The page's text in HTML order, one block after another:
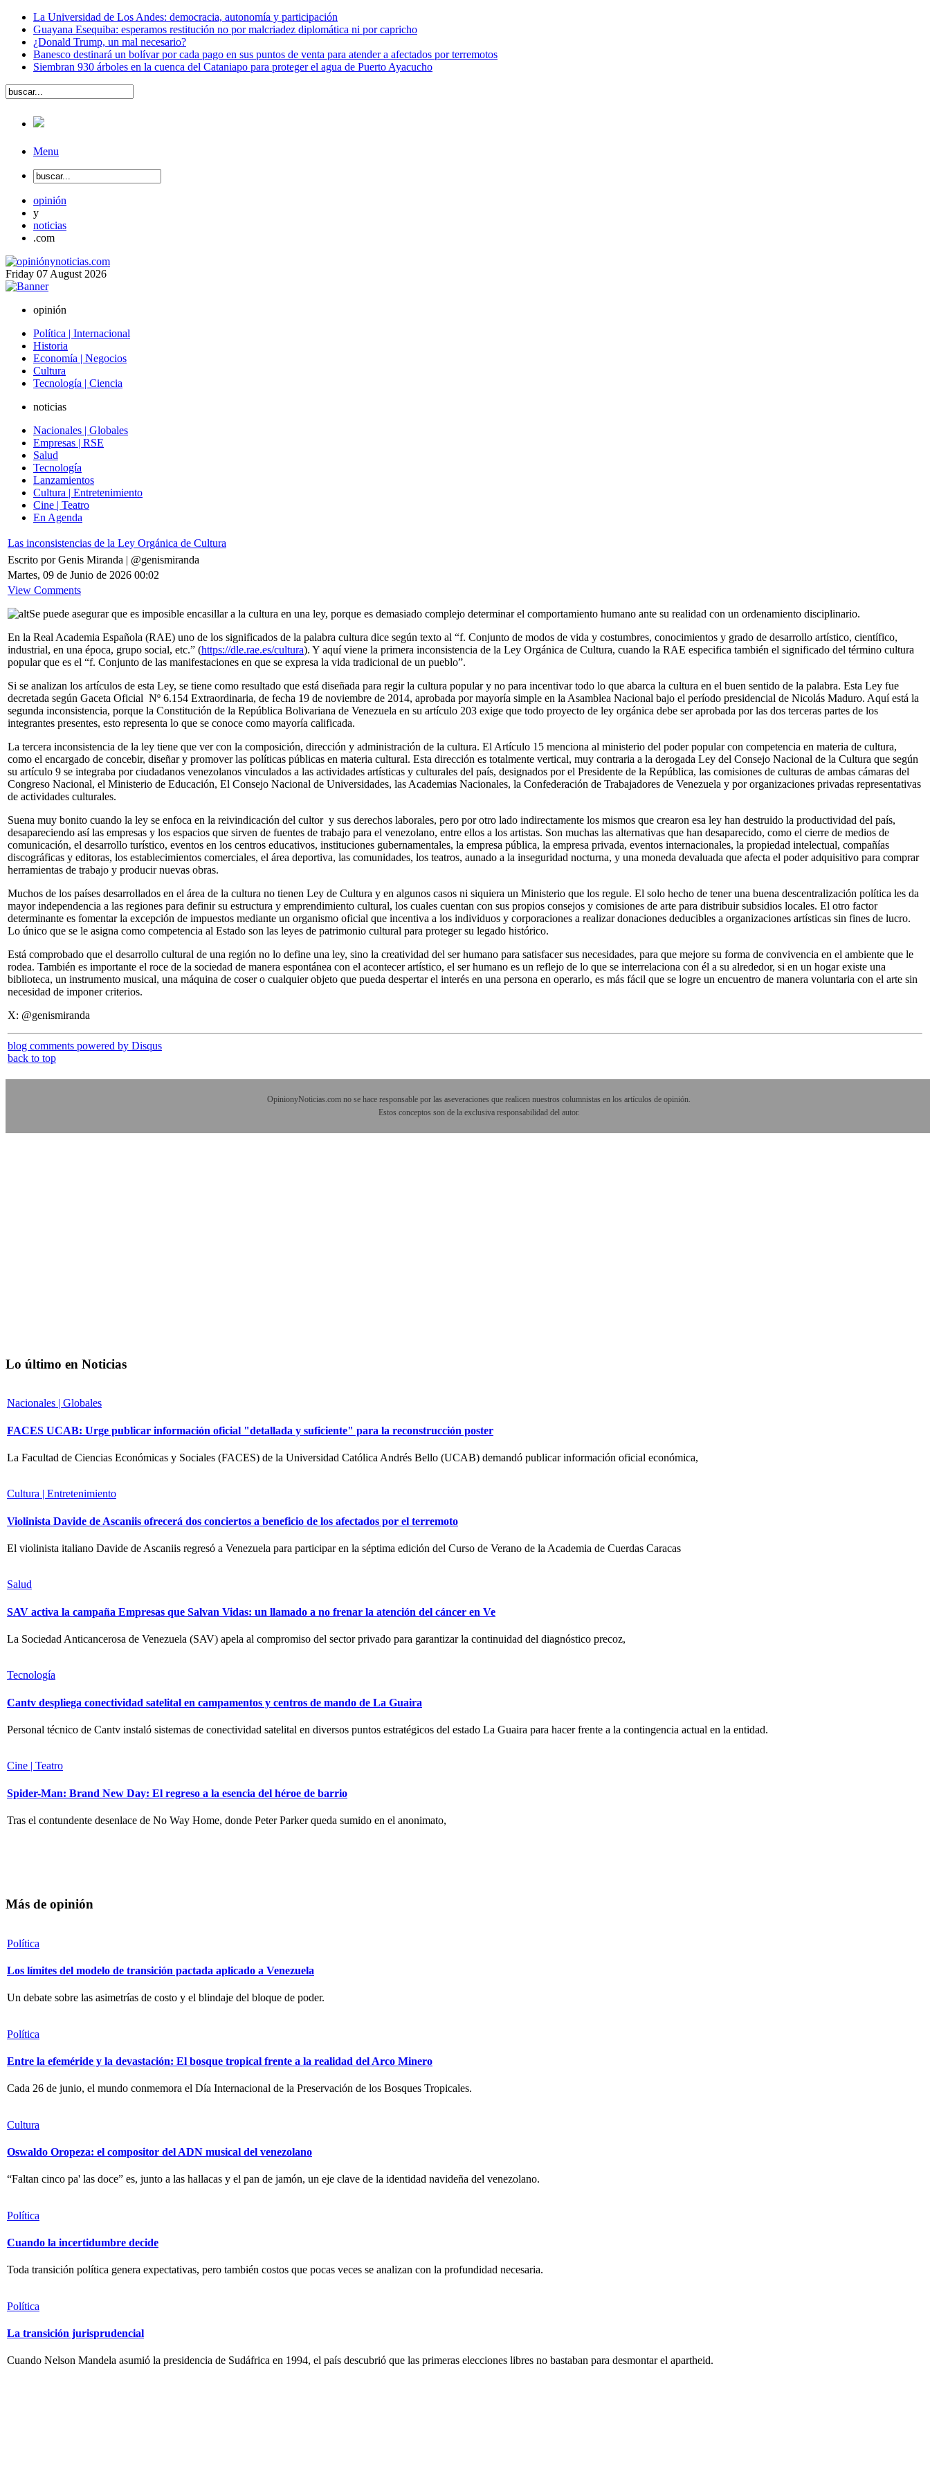
La Universidad de Los Andes: democracia, autonomía y participación
Guayana Esequiba: esperamos restitución no por malcriadez diplomática ni por capricho
¿Donald Trump, un mal necesario?
Banesco destinará un bolívar por cada pago en sus puntos de venta para atender a afectados por terremotos
Siembran 930 árboles en la cuenca del Cataniapo para proteger el agua de Puerto Ayacucho
Menu
opinión
y
noticias
.com
Friday 07 August 2026
opinión
Política | Internacional
Historia
Economía | Negocios
Cultura
Tecnología | Ciencia
noticias
Nacionales | Globales
Empresas | RSE
Salud
Tecnología
Lanzamientos
Cultura | Entretenimiento
Cine | Teatro
En Agenda
Las inconsistencias de la Ley Orgánica de Cultura
Escrito por Genis Miranda | @genismiranda
Martes, 09 de Junio de 2026 00:02
View Comments
Se puede asegurar que es imposible encasillar a la cultura en una ley, porque es demasiado complejo determinar el comportamiento humano ante su realidad con un ordenamiento disciplinario.
En la Real Academia Española (RAE) uno de los significados de la palabra cultura dice según texto al “f. Conjunto de modos de vida y costumbres, conocimientos y grado de desarrollo artístico, científico,
industrial, en una época, grupo social, etc.” (https://dle.rae.es/cultura). Y aquí viene la primera inconsistencia de la Ley Orgánica de Cultura, cuando la RAE especifica también el significado del término cultura
popular que es el “f. Conjunto de las manifestaciones en que se expresa la vida tradicional de un pueblo”.
Si se analizan los artículos de esta Ley, se tiene como resultado que está diseñada para regir la cultura popular y no para incentivar todo lo que abarca la cultura en el buen sentido de la palabra. Esta Ley fue
decretada según Gaceta Oficial Nº 6.154 Extraordinaria, de fecha 19 de noviembre de 2014, aprobada por mayoría simple en la Asamblea Nacional bajo el período presidencial de Nicolás Maduro. Aquí está la
segunda inconsistencia, porque la Constitución de la República Bolivariana de Venezuela en su artículo 203 exige que todo proyecto de ley orgánica debe ser aprobada por las dos terceras partes de los
integrantes presentes, esto representa lo que se conoce como mayoría calificada.
La tercera inconsistencia de la ley tiene que ver con la composición, dirección y administración de la cultura. El Artículo 15 menciona al ministerio del poder popular con competencia en materia de cultura,
como el encargado de concebir, diseñar y promover las políticas públicas en materia cultural. Esta dirección es totalmente vertical, muy contraria a la derogada Ley del Consejo Nacional de la Cultura que según
su artículo 9 se integraba por ciudadanos venezolanos vinculados a las actividades artísticas y culturales del país, designados por el Presidente de la República, las comisiones de culturas de ambas cámaras del
Congreso Nacional, el Ministerio de Educación, El Consejo Nacional de Universidades, las Academias Nacionales, la Confederación de Trabajadores de Venezuela y por organizaciones privadas representativas
de actividades culturales.
Suena muy bonito cuando la ley se enfoca en la reivindicación del cultor y sus derechos laborales, pero por otro lado indirectamente los mismos que crearon esa ley han destruido la productividad del país,
desapareciendo así las empresas y los espacios que sirven de fuentes de trabajo para el venezolano, entre ellos a los artistas. Son muchas las alternativas que han desaparecido, como el cierre de medios de
comunicación, el desarrollo turístico, eventos en los centros educativos, instituciones gubernamentales, la empresa pública, la empresa privada, eventos internacionales, la propiedad intelectual, compañías
discográficas y editoras, los establecimientos comerciales, el área deportiva, las comunidades, los teatros, aunado a la inseguridad nocturna, y una moneda devaluada que afecta el poder adquisitivo para comprar
herramientas de trabajo y producir nuevas obras.
Muchos de los países desarrollados en el área de la cultura no tienen Ley de Cultura y en algunos casos ni siquiera un Ministerio que los regule. El solo hecho de tener una buena descentralización política les da
mayor independencia a las regiones para definir su estructura y emprendimiento cultural, los cuales cuentan con sus propios consejos y comisiones de arte para distribuir subsidios locales. El otro factor
determinante es fomentar la excepción de impuestos mediante un organismo oficial que incentiva a los individuos y corporaciones a realizar donaciones deducibles a organizaciones artísticas sin fines de lucro.
Lo único que se le asigna como competencia al Estado son las leyes de patrimonio cultural para proteger su legado histórico.
Está comprobado que el desarrollo cultural de una región no lo define una ley, sino la creatividad del ser humano para satisfacer sus necesidades, para que mejore su forma de convivencia en el ambiente que le
rodea. También es importante el roce de la sociedad de manera espontánea con el acontecer artístico, el ser humano es un reflejo de lo que se interrelaciona con él a su alrededor, si en un hogar existe una
biblioteca, un instrumento musical, una máquina de coser o cualquier objeto que pueda despertar el interés en una persona en operarlo, es más fácil que se logre un encuentro de manera voluntaria con el arte sin
necesidad de imponer criterios.
X: @genismiranda
blog comments powered by Disqus
back to top
OpinionyNoticias.com no se hace responsable por las aseveraciones que realicen nuestros columnistas en los artículos de opinión.
Estos conceptos son de la exclusiva responsabilidad del autor.
Lo último en Noticias
Nacionales | Globales
FACES UCAB: Urge publicar información oficial "detallada y suficiente" para la reconstrucción poster
La Facultad de Ciencias Económicas y Sociales (FACES) de la Universidad Católica Andrés Bello (UCAB) demandó publicar información oficial económica,
Cultura | Entretenimiento
Violinista Davide de Ascaniis ofrecerá dos conciertos a beneficio de los afectados por el terremoto
El violinista italiano Davide de Ascaniis regresó a Venezuela para participar en la séptima edición del Curso de Verano de la Academia de Cuerdas Caracas
Salud
SAV activa la campaña Empresas que Salvan Vidas: un llamado a no frenar la atención del cáncer en Ve
La Sociedad Anticancerosa de Venezuela (SAV) apela al compromiso del sector privado para garantizar la continuidad del diagnóstico precoz,
Tecnología
Cantv despliega conectividad satelital en campamentos y centros de mando de La Guaira
Personal técnico de Cantv instaló sistemas de conectividad satelital en diversos puntos estratégicos del estado La Guaira para hacer frente a la contingencia actual en la entidad.
Cine | Teatro
Spider-Man: Brand New Day: El regreso a la esencia del héroe de barrio
Tras el contundente desenlace de No Way Home, donde Peter Parker queda sumido en el anonimato,
Más de opinión
Política
Los límites del modelo de transición pactada aplicado a Venezuela
Un debate sobre las asimetrías de costo y el blindaje del bloque de poder.
Política
Entre la efeméride y la devastación: El bosque tropical frente a la realidad del Arco Minero
Cada 26 de junio, el mundo conmemora el Día Internacional de la Preservación de los Bosques Tropicales.
Cultura
Oswaldo Oropeza: el compositor del ADN musical del venezolano
“Faltan cinco pa' las doce” es, junto a las hallacas y el pan de jamón, un eje clave de la identidad navideña del venezolano.
Política
Cuando la incertidumbre decide
Toda transición política genera expectativas, pero también costos que pocas veces se analizan con la profundidad necesaria.
Política
La transición jurisprudencial
Cuando Nelson Mandela asumió la presidencia de Sudáfrica en 1994, el país descubrió que las primeras elecciones libres no bastaban para desmontar el apartheid.